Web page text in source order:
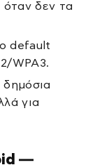
δεν τα
default
WPA3.
δημόσια
για
—